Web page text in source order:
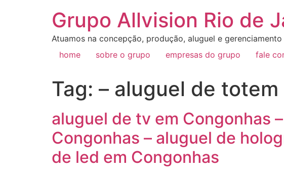
Grupo Allvision Rio de
Atuamos na concepção, produção, aluguel e
home
sobre o grupo empresas do grupo fale
Tag: – aluguel de
aluguel de tv em Congonhas
Congonhas – aluguel de
de led em Congonhas